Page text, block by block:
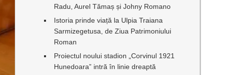
Radu, Aurel Tămaș și Johny Romano
Istoria prinde viață la Ulpia Traiana
Sarmizegetusa, de Ziua Patrimoniului
Roman
Proiectul noului stadion „Corvinul 1921
Hunedoara” intră în linie dreaptă